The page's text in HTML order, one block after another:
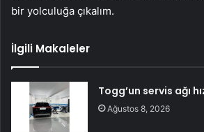
bir yolculuğa çıkalım.
İlgili Makaleler
Togg’un servis ağı
Ağustos 8, 2026